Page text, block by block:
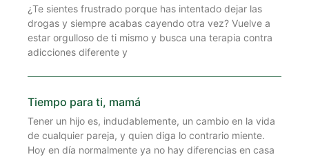
¿Te sientes frustrado porque has intentado dejar las
drogas y siempre acabas cayendo otra vez? Vuelve a
estar orgulloso de ti mismo y busca una terapia contra
adicciones diferente y
Tiempo para ti, mamá
Tener un hijo es, indudablemente, un cambio en la vida
de cualquier pareja, y quien diga lo contrario miente.
Hoy en día normalmente ya no hay diferencias en casa